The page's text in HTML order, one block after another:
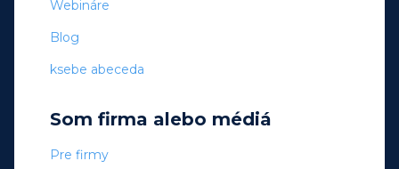
Webináre
Blog
ksebe abeceda
Som firma alebo médiá
Pre firmy